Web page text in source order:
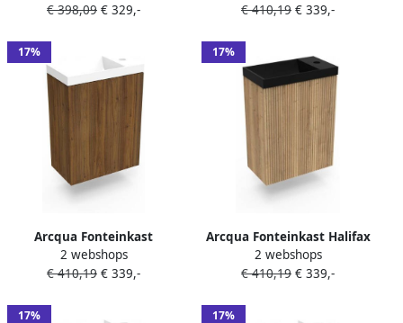
Fontein Glans Wit Zonder
€ 398,09 € 329,-
40x55x28 cm Incl. Fontein
€ 410,19 € 339,-
17%
Arcqua Fonteinkast
Maddison Oak Luna
40x55x28 cm Incl. Fontein
2 webshops
€ 410,19 € 339,-
17%
Arcqua Fonteinkast Halifax
Oak Ridge 40x55x28 cm
Incl. Fontein Mat Zwart
2 webshops
€ 410,19 € 339,-
17% 17%